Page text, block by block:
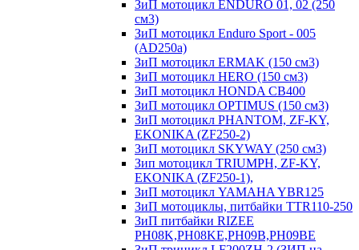
ЗиП мотоцикл ENDURO 01, 02 (250
см3)
ЗиП мотоцикл Enduro Sport - 005
(AD250a)
ЗиП мотоцикл ERMAK (150 см3)
ЗиП мотоцикл HERO (150 см3)
ЗиП мотоцикл HONDA CB400
ЗиП мотоцикл OPTIMUS (150 см3)
ЗиП мотоцикл PHANTOM, ZF-KY,
EKONIKA (ZF250-2)
ЗиП мотоцикл SKYWAY (250 см3)
Зип мотоцикл TRIUMPH, ZF-KY,
EKONIKA (ZF250-1),
ЗиП мотоцикл YAMAHA YBR125
ЗиП мотоциклы, питбайки TTR110-250
ЗиП питбайки RIZEE
PH08K,PH08KE,PH09B,PH09BE